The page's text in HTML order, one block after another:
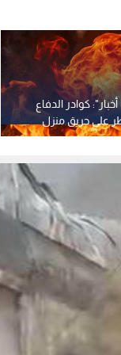
كوادر الدفاع
على حريق منزل